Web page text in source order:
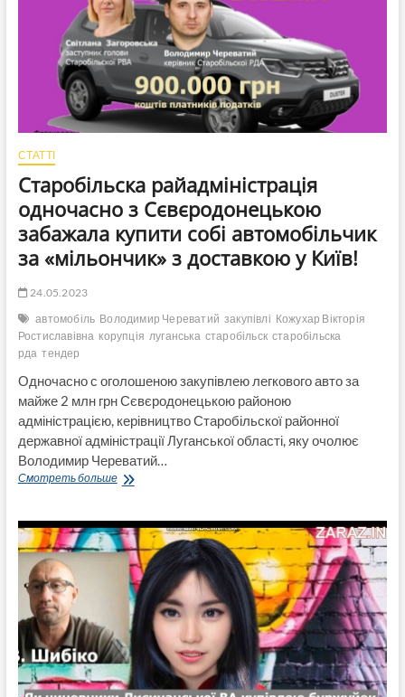
закупили
генератори
і
газові
балони
в
3-
разів
цін
СТАТТІ
Старобільска райадміністрація
одночасно з Сєвєродонецькою
забажала купити собі автомобільчик
за «мільончик» з доставкою у Київ!
24.05.2023
автомобіль Володимир Череватий закупівлі Кожухар Вікторія
Ростиславівна корупція луганська старобільск старобільска
рда тендер
Одночасно с оголошеною закупівлею легкового авто за
майже 2 млн грн Сєвєродонецькою районою
адміністрацією, керівництво Старобільскої районної
державної адміністрації Луганської області, яку очолює
Володимир Череватий…
Смотреть большеСтаробільска
з
Сєвєродонецькою
забажала
купити
собі
автомобільчик
«мільончик»
з
доставкою
у